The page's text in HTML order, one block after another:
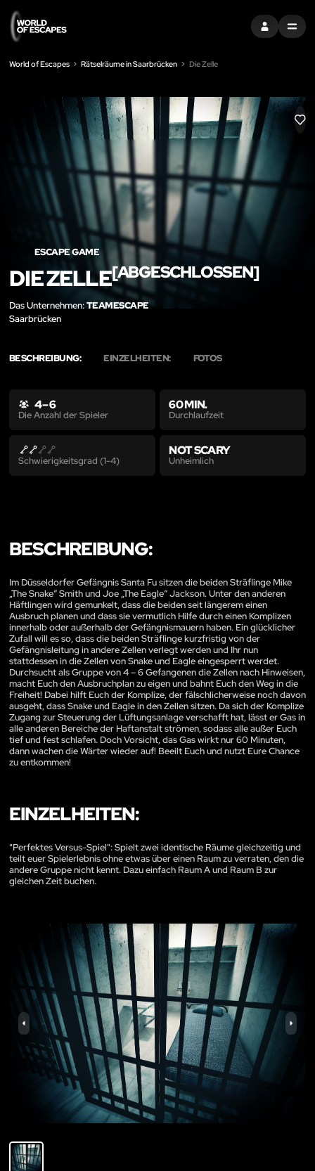
EINTRAGEN
MENU
World of Escapes Rätselräume in Saarbrücken Die Zelle
LIKE
ESCAPE GAME
DIE ZELLE[ABGESCHLOSSEN]
Das Unternehmen:TEAMESCAPE
Saarbrücken
BESCHREIBUNG: EINZELHEITEN: FOTOS
4 – 6
Die Anzahl der Spieler
60 MIN.
Durchlaufzeit
Schwierigkeitsgrad (1-4)
NOT SCARY
Unheimlich
BESCHREIBUNG:
Im Düsseldorfer Gefängnis Santa Fu sitzen die beiden Sträflinge Mike
„The Snake“ Smith und Joe „The Eagle“ Jackson. Unter den anderen
Häftlingen wird gemunkelt, dass die beiden seit längerem einen
Ausbruch planen und dass sie vermutlich Hilfe durch einen Komplizen
innerhalb oder außerhalb der Gefängnismauern haben. Ein glücklicher
Zufall will es so, dass die beiden Sträflinge kurzfristig von der
Gefängnisleitung in andere Zellen verlegt werden und Ihr nun
stattdessen in die Zellen von Snake und Eagle eingesperrt werdet.
Durchsucht als Gruppe von 4 – 6 Gefangenen die Zellen nach Hinweisen,
macht Euch den Ausbruchplan zu eigen und bahnt Euch den Weg in die
Freiheit! Dabei hilft Euch der Komplize, der fälschlicherweise noch davon
ausgeht, dass Snake und Eagle in den Zellen sitzen. Da sich der Komplize
Zugang zur Steuerung der Lüftungsanlage verschafft hat, lässt er Gas in
alle anderen Bereiche der Haftanstalt strömen, sodass alle außer Euch
tief und fest schlafen. Doch Vorsicht, das Gas wirkt nur 60 Minuten,
dann wachen die Wärter wieder auf! Beeilt Euch und nutzt Eure Chance
zu entkommen!
EINZELHEITEN:
"Perfektes Versus-Spiel": Spielt zwei identische Räume gleichzeitig und
teilt euer Spielerlebnis ohne etwas über einen Raum zu verraten, den die
andere Gruppe nicht kennt. Dazu einfach Raum A und Raum B zur
gleichen Zeit buchen.